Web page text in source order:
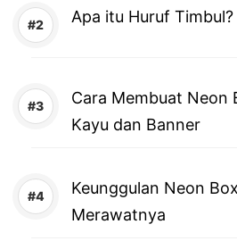
Apa itu Huruf Timbul?
Cara Membuat Neon
Kayu dan Banner
Keunggulan Neon
Merawatnya